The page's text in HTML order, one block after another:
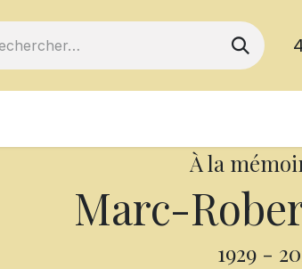
À la
Marc-
1929 -